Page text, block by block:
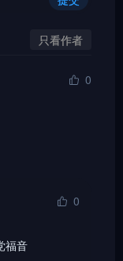
只看作者
0
0
福音